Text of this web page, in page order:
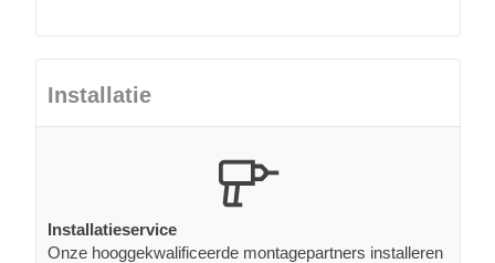
Installatie
Installatieservice
Onze hooggekwalificeerde montagepartners installeren